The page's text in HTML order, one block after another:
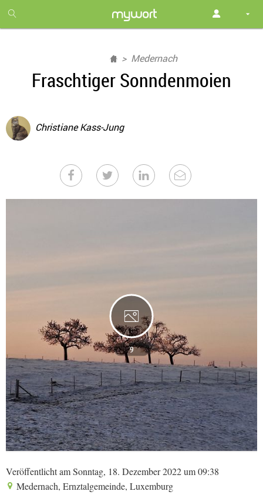
month
free
Medernach
Fraschtiger Sonndenmoien
Christiane Kass-Jung
9
Veröffentlicht am Sonntag, 18. Dezember 2022 um 09:38
Medernach, Ernztalgemeinde, Luxemburg